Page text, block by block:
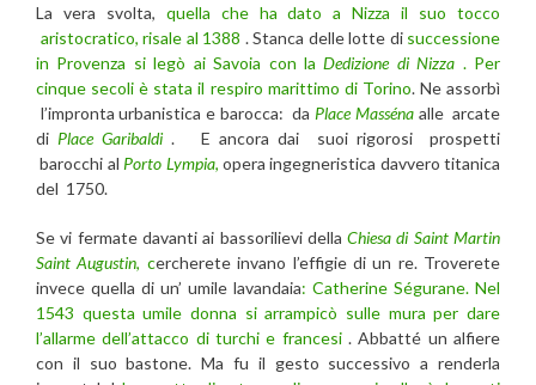
La vera svolta, quella che ha dato a Nizza il suo tocco
aristocratico, risale al 1388 . Stanca delle lotte di successione
in Provenza si legò ai Savoia con laDedizione di Nizza . Per
cinque secoli è stata il respiro marittimo di Torino. Ne assorbì
l’impronta urbanistica e barocca: da Place Massénaalle arcate
di Place Garibaldi . E ancora dai suoi rigorosi prospetti
barocchi al Porto Lympia, opera ingegneristica davvero titanica
del 1750.
Se vi fermate davanti ai bassorilievi dellaChiesa di Saint Martin
Saint Augustin, cercherete invano l’effigie di un re. Troverete
invece quella di un’ umile lavandaia: Catherine Ségurane. Nel
1543 questa umile donna si arrampicò sulle mura per dare
l’allarme dell’attacco di turchi e francesi . Abbatté un alfiere
con il suo bastone. Ma fu il gesto successivo a renderla